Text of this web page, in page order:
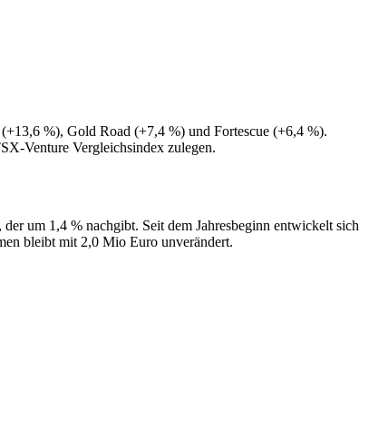
%), Gold Road (+7,4 %) und Fortescue (+6,4 %).
Venture Vergleichsindex zulegen.
um 1,4 % nachgibt. Seit dem Jahresbeginn entwickelt sich
bleibt mit 2,0 Mio Euro unverändert.